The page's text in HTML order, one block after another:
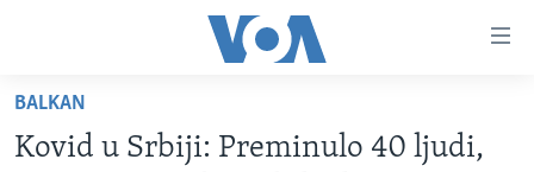
glavni
sadržaj
NASLOVNA
BALKAN
Kovid u Srbiji: Preminulo 40 ljudi,